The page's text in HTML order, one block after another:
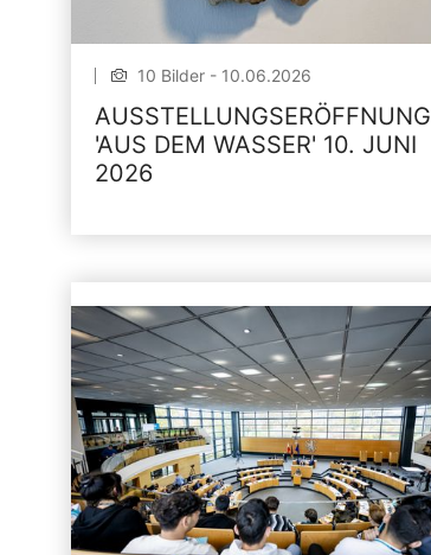
10 Bilder - 10.06.2026
AUSSTELLUNGSERÖFFNUNG
'AUS DEM WASSER' 10. JUNI
2026